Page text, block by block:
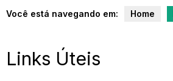
Você está navegando em: Home
Links Úteis